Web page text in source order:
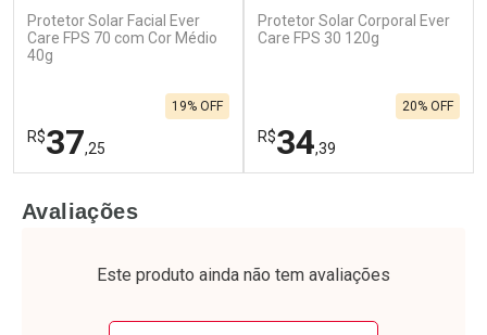
Protetor Solar Facial Ever
Care FPS 70 com Cor Médio
40g
R$37,25
19% OFF
Laboratório
Por Menos
Protetor Solar Corporal Ever
Care FPS 30 120g
R$34,39
20% OFF
Laboratório
Por Menos
Avaliações
Este produto ainda não tem avaliações